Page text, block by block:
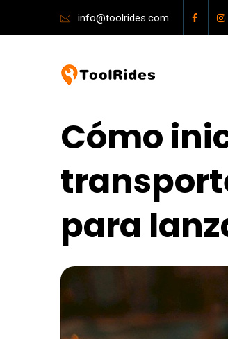
info@toolrides.com
Cómo
para